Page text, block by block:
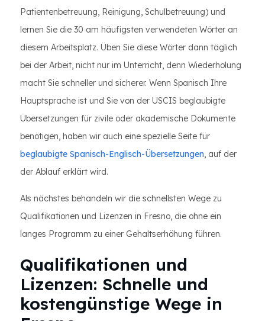
Patientenbetreuung, Reinigung, Schulbetreuung) und
lernen Sie die 30 am häufigsten verwendeten Wörter an
diesem Arbeitsplatz. Üben Sie diese Wörter dann täglich
bei der Arbeit, nicht nur im Unterricht, denn Wiederholung
macht Sie schneller und sicherer. Wenn Spanisch Ihre
Hauptsprache ist und Sie von der USCIS beglaubigte
Übersetzungen für zivile oder akademische Dokumente
benötigen, haben wir auch eine spezielle Seite für
beglaubigte Spanisch-Englisch-Übersetzungen, auf der
der Ablauf erklärt wird.
Als nächstes behandeln wir die schnellsten Wege zu
Qualifikationen und Lizenzen in Fresno, die ohne ein
langes Programm zu einer Gehaltserhöhung führen.
Qualifikationen und
Lizenzen: Schnelle und
kostengünstige Wege in